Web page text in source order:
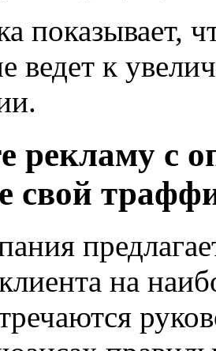
показывает,
ведет к
рекламу с
свой
на